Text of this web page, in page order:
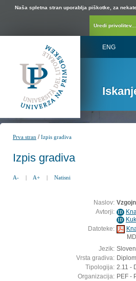
Naša spletna stran uporablja piškotke, za
Uredi privolitev...
ENG
Prva stran /Izpis gradiva
Izpis gradiva
A- | A+ | Natisni
Naslov:
Avtorji: ID
ID
Datoteke:
Jezik:
Vrsta gradiva:
Tipologija: 2.11 -
Organizacija: PEF -